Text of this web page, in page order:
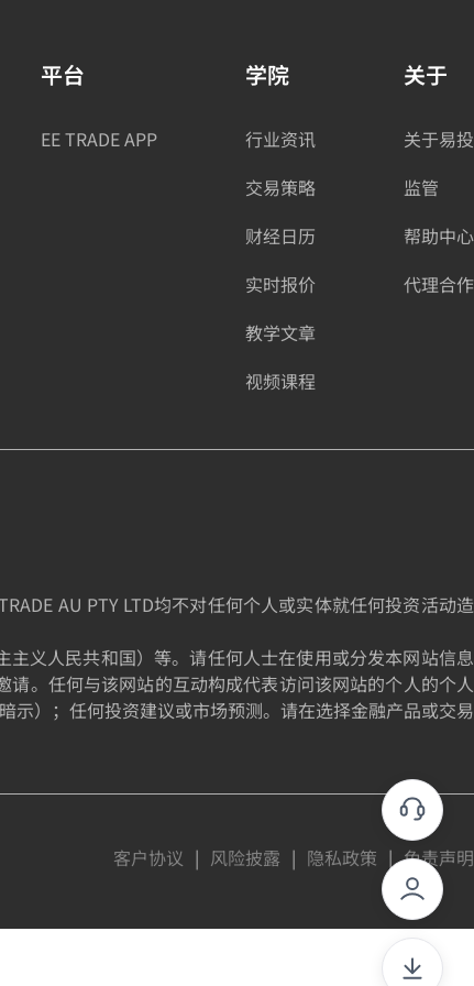
平台
EE TRADE APP
学院
行业资讯
交易策略
财经日历
实时报价
教学文章
视频课程
关于
关于易投
监管
帮助中心
代理合作
AU PTY LTD均不对任何个人或实体就任何投资活动造
主义人民共和国）等。请任何人士在使用或分发本网站信息
。任何与该网站的互动构成代表访问该网站的个人的个人
示）；任何投资建议或市场预测。请在选择金融产品或交易
客户协议 | 风险披露 | 隐私政策 | 免责声明